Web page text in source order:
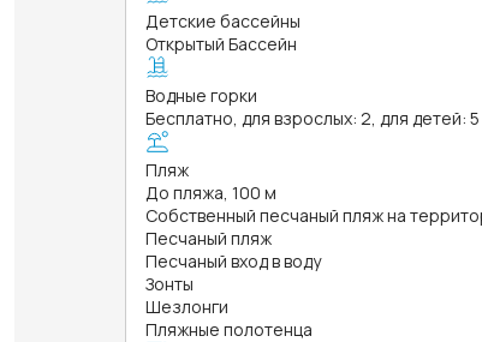
Детские бассейны
Открытый Бассейн
Водные горки
Бесплатно, для взрослых: 2, для детей: 5
Пляж
До пляжа, 100 м
Собственный песчаный пляж на
Песчаный пляж
Песчаный вход в воду
Зонты
Шезлонги
Пляжные полотенца